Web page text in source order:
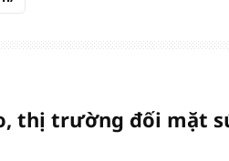
thị trường đối mặt